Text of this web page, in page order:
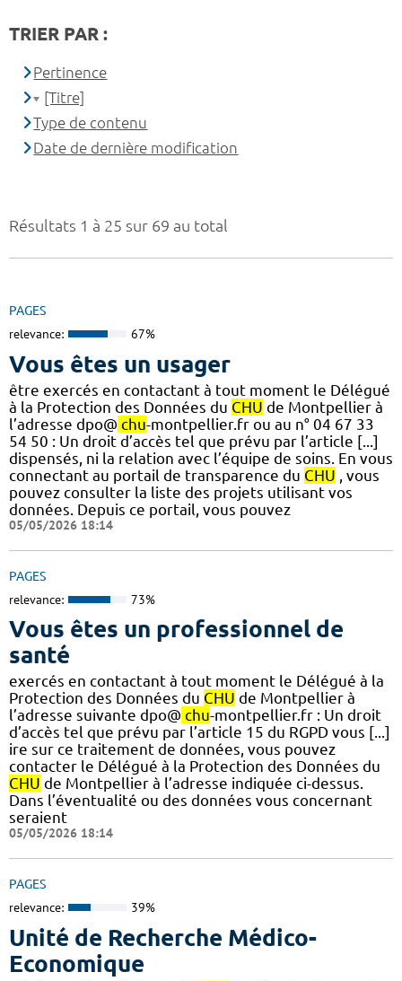
Résultats 1 à 25 sur 69 au total
PAGES
relevance: 67%
Vous êtes un usager
être exercés en contactant à tout moment le Délégué
à la Protection des Données du CHU de Montpellier à
l’adresse dpo@ chu-montpellier.fr ou au n° 04 67 33
54 50 : Un droit d’accès tel que prévu par l’article [...]
dispensés, ni la relation avec l’équipe de soins. En vous
connectant au portail de transparence du CHU , vous
pouvez consulter la liste des projets utilisant vos
données. Depuis ce portail, vous pouvez
05/05/2026 18:14
PAGES
relevance: 73%
Vous êtes un professionnel de
santé
exercés en contactant à tout moment le Délégué à la
Protection des Données du CHU de Montpellier à
l’adresse suivante dpo@ chu-montpellier.fr : Un droit
d’accès tel que prévu par l’article 15 du RGPD vous [...]
ire sur ce traitement de données, vous pouvez
contacter le Délégué à la Protection des Données du
CHU de Montpellier à l’adresse indiquée ci-dessus.
Dans l’éventualité ou des données vous concernant
seraient
05/05/2026 18:14
PAGES
relevance: 39%
Unité de Recherche Médico-
Economique
TRIER PAR :
Pertinence
[Titre]
Type de contenu
Date de dernière modification